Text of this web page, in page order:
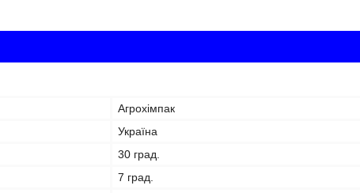
Агрохімпак
Україна
30 град.
7 град.